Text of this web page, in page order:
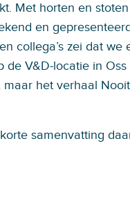
Met horten en
en
collega’s zei dat we
V&D-locatie in Oss
het verhaal
samenvatting